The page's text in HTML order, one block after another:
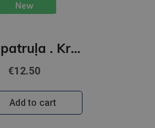
New
Ķepu patruļa . Krāso ar ūdeni. krāso attēlus atkal un atkal!
€12.50
Add to cart